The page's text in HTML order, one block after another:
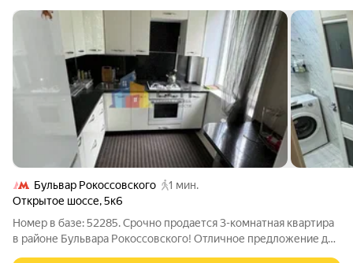
Бульвар Рокоссовского
1 мин.
Открытое шоссе,5к6
Номер в базе: 52285. Срочно продается 3-комнатная квартира
в районе Бульвара Рокоссовского! Отличное предложение для